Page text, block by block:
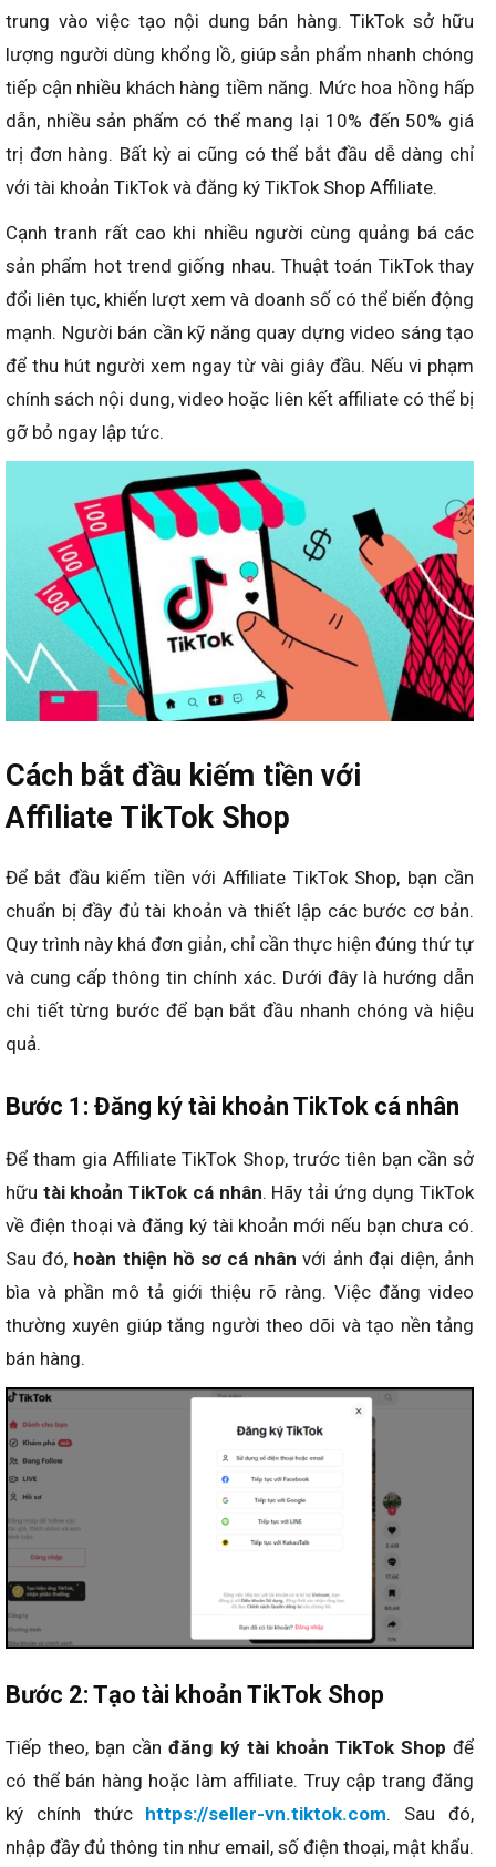
trung vào việc tạo nội dung bán hàng. TikTok sở hữu
lượng người dùng khổng lồ, giúp sản phẩm nhanh chóng
tiếp cận nhiều khách hàng tiềm năng. Mức hoa hồng hấp
dẫn, nhiều sản phẩm có thể mang lại 10% đến 50% giá
trị đơn hàng. Bất kỳ ai cũng có thể bắt đầu dễ dàng chỉ
với tài khoản TikTok và đăng ký TikTok Shop Affiliate.
Cạnh tranh rất cao khi nhiều người cùng quảng bá các
sản phẩm hot trend giống nhau. Thuật toán TikTok thay
đổi liên tục, khiến lượt xem và doanh số có thể biến động
mạnh. Người bán cần kỹ năng quay dựng video sáng tạo
để thu hút người xem ngay từ vài giây đầu. Nếu vi phạm
chính sách nội dung, video hoặc liên kết affiliate có thể bị
gỡ bỏ ngay lập tức.
Cách bắt đầu kiếm tiền với
Affiliate TikTok Shop
Để bắt đầu kiếm tiền với Affiliate TikTok Shop, bạn cần
chuẩn bị đầy đủ tài khoản và thiết lập các bước cơ bản.
Quy trình này khá đơn giản, chỉ cần thực hiện đúng thứ tự
và cung cấp thông tin chính xác. Dưới đây là hướng dẫn
chi tiết từng bước để bạn bắt đầu nhanh chóng và hiệu
quả.
Bước 1: Đăng ký tài khoản TikTok cá nhân
Để tham gia Affiliate TikTok Shop, trước tiên bạn cần sở
hữu tài khoản TikTok cá nhân. Hãy tải ứng dụng TikTok
về điện thoại và đăng ký tài khoản mới nếu bạn chưa có.
Sau đó, hoàn thiện hồ sơ cá nhân với ảnh đại diện, ảnh
bìa và phần mô tả giới thiệu rõ ràng. Việc đăng video
thường xuyên giúp tăng người theo dõi và tạo nền tảng
bán hàng.
Bước 2: Tạo tài khoản TikTok Shop
Tiếp theo, bạn cầnđăng ký tài khoản TikTok Shop để
có thể bán hàng hoặc làm affiliate. Truy cập trang đăng
ký chính thức https://seller-vn.tiktok.com. Sau đó,
nhập đầy đủ thông tin như email, số điện thoại, mật khẩu.